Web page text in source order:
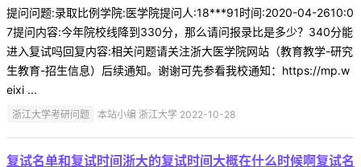
提问问题:录取比例学院:医学院提问人:18***91时间:2020-04-2610:0
7提问内容:今年院校线降到330分，那么请问报录比是多少？340分能
进入复试吗回复内容:相关问题请关注浙大医学院网站（教育教学-研究
生教育-招生信息）后续通知。谢谢可先参看我校通知：https://mp.w
eixi ...
浙江大学考研问题 本站小编 浙江大学 2022-10-28
复试名单和复试时间浙大的复试时间大概在什么时候啊复试名